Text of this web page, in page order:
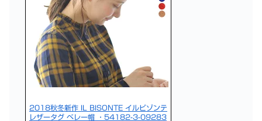
2018秋冬新作 IL BISONTE イルビゾンテ
レザータグ ベレー帽 ・54182-3-09283